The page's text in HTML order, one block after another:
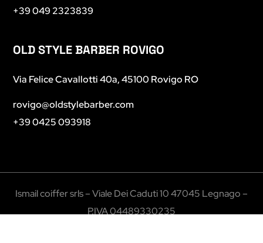
+39 049 2323839
OLD STYLE BARBER ROVIGO
Via Felice Cavallotti 40a, 45100 Rovigo RO
rovigo@oldstylebarber.com
+39 0425 093918
Ismail coiffer srls – Viale Dei Caduti 10 47045 Legnago –
P.IVA 04489330235